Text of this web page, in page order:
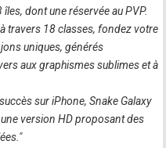
dont une réservée au PVP.
travers 18 classes, fondez votre
uniques, générés
aux graphismes sublimes et à
sur iPhone, Snake Galaxy
version HD proposant des